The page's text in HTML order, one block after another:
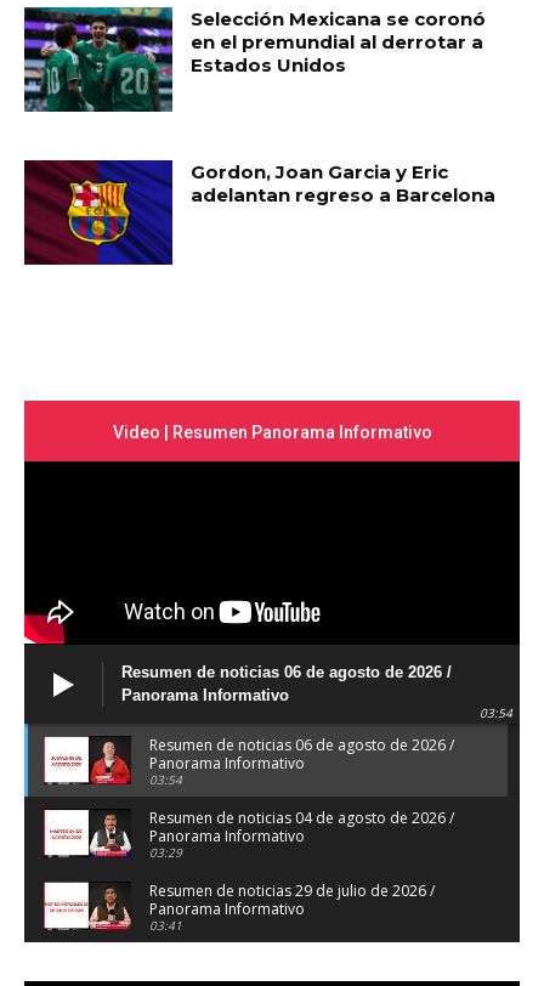
Selección Mexicana se coronó
en el premundial al derrotar a
Estados Unidos
Gordon, Joan Garcia y Eric
adelantan regreso a Barcelona
Video | Resumen Panorama Informativo
Resumen de noticias 06 de agosto de 2026 /
Panorama Informativo
03:54
Resumen de noticias 06 de agosto de 2026 /
Panorama Informativo
03:54
Resumen de noticias 04 de agosto de 2026 /
Panorama Informativo
03:29
Resumen de noticias 29 de julio de 2026 /
Panorama Informativo
03:41
Panorama Informativo